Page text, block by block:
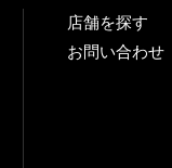
店舗を探す
お問い合わせ